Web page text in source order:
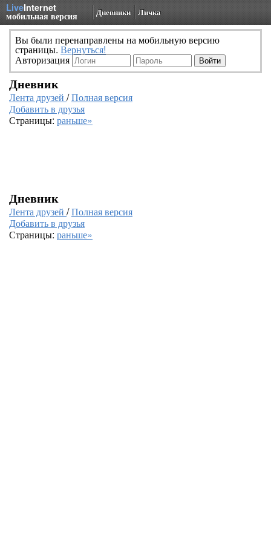
LiveInternet
мобильная версия Дневники Личка
Вы были перенаправлены на мобильную версию
страницы. Вернуться!
Авторизация
Дневник
Лента друзей /Полная версия
Добавить в друзья
Страницы: раньше»
Дневник
Лента друзей /Полная версия
Добавить в друзья
Страницы: раньше»